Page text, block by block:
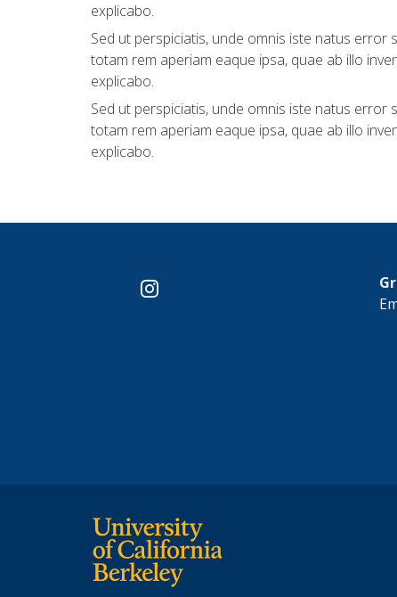
explicabo.
Sed ut perspiciatis, unde omnis iste natus
totam rem aperiam eaque ipsa, quae ab illo
explicabo.
Sed ut perspiciatis, unde omnis iste natus
totam rem aperiam eaque ipsa, quae ab illo
explicabo.
instagram